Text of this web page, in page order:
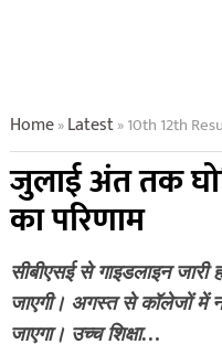
Home»Latest»10th 12th
जुलाई अंत तक
का परिणाम
सीबीएसई से गाइडलाइन जारी
जाएगी। अगस्त से कॉलेजों में
जाएगा। उच्च शिक्षा…